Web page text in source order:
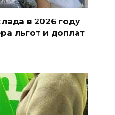
в 2026 году
льгот и доплат